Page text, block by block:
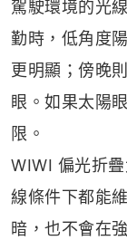
駕駛環境的光
勤時，低角度
更明顯；傍晚
眼。如果太陽
限。
WIWI 偏光折
線條件下都能
暗，也不會在